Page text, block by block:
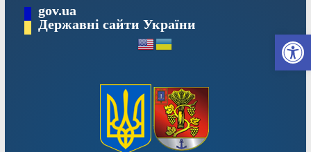
вмісту
gov.ua
Державні сайти України